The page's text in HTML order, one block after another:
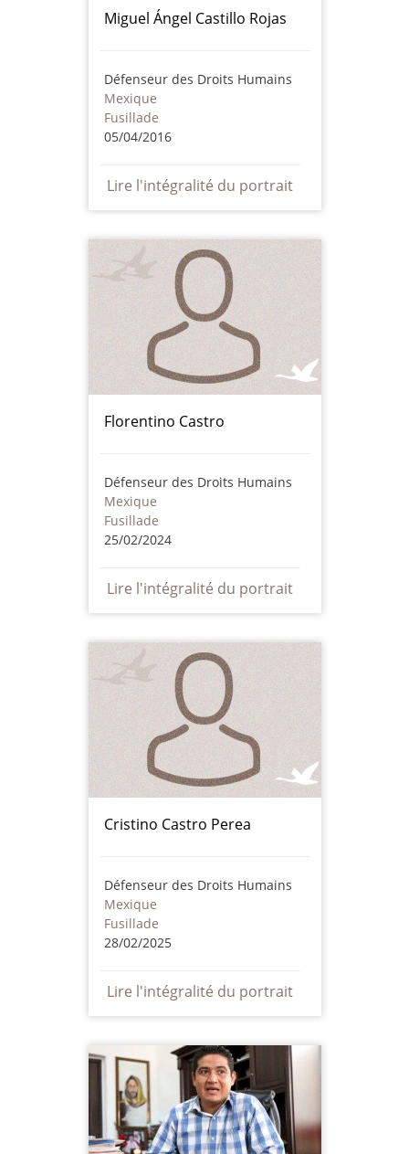
Miguel Ángel Castillo Rojas
Défenseur des Droits Humains
Mexique
Fusillade
05/04/2016
Lire l'intégralité du portrait
Florentino Castro
Défenseur des Droits Humains
Mexique
Fusillade
25/02/2024
Lire l'intégralité du portrait
Cristino Castro Perea
Défenseur des Droits Humains
Mexique
Fusillade
28/02/2025
Lire l'intégralité du portrait